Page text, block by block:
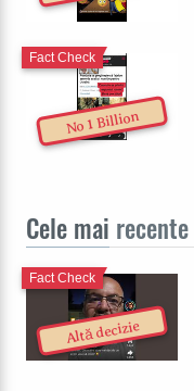
No 1 Billion
Fact Check
Cele mai recente
Altă decizie
Fact Check